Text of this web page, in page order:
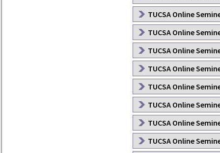
TUCSA Online
TUCSA Online
TUCSA Online
TUCSA Online
TUCSA Online
TUCSA Online
TUCSA Online
TUCSA Online